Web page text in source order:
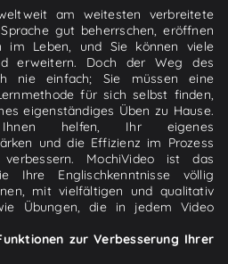
am weitesten verbreitete
gut beherrschen, eröffnen
im Leben, und Sie können viele
erweitern. Doch der Weg des
nie einfach; Sie müssen eine
für sich selbst finden,
eigenständiges Üben zu Hause.
helfen, Ihr eigenes
und die Effizienz im Prozess
MochiVideo ist das
Ihre Englischkenntnisse völlig
mit vielfältigen und qualitativ
Übungen, die in jedem Video
zur Verbesserung Ihrer